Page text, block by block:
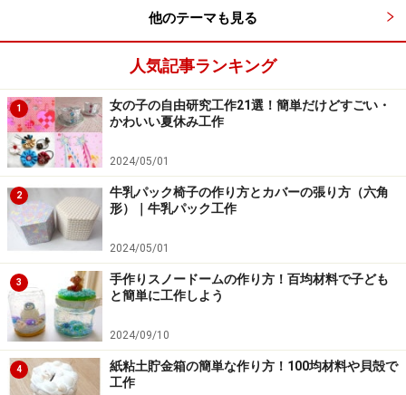
もしコピペサイトを使って書いた読書感想文が受賞した
れることもありますから、コピペ・盗作騒動に発展する
場合もあるでしょう。
コピペするのであれば、人生を左右する大事件になりか
ねないことも覚悟しておきましょう。
他のテーマも見る
人気記事ランキング
1
女の子の自由研究工作21選！簡単だけどすごい・
かわいい夏休み工作
2024/05/01
2
牛乳パック椅子の作り方とカバーの張り方（六角
形）｜牛乳パック工作
2024/05/01
3
手作りスノードームの作り方！百均材料で子ども
と簡単に工作しよう
2024/09/10
4
紙粘土貯金箱の簡単な作り方！100均材料や貝殻で
工作